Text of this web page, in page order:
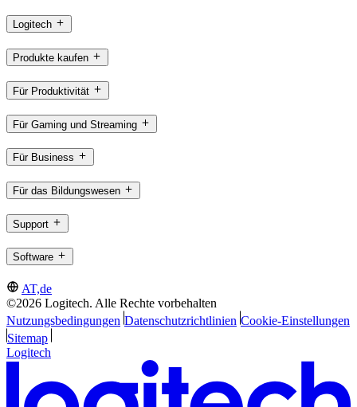
Logitech
Produkte kaufen
Für Produktivität
Für Gaming und Streaming
Für Business
Für das Bildungswesen
Support
Software
AT,de
©2026 Logitech. Alle Rechte vorbehalten
Nutzungsbedingungen Datenschutzrichtlinien Cookie-Einstellungen
Sitemap
Logitech